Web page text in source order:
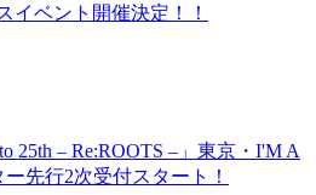
イベント開催決定！！
25th – Re:ROOTS –」東京・I'M A
先行2次受付スタート！